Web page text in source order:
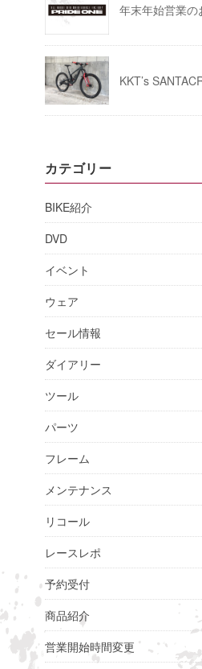
年末年始営業の
KKT’s
カテゴリー
BIKE紹介
DVD
イベント
ウェア
セール情報
ダイアリー
ツール
パーツ
フレーム
メンテナンス
リコール
レースレポ
予約受付
商品紹介
営業開始時間変更